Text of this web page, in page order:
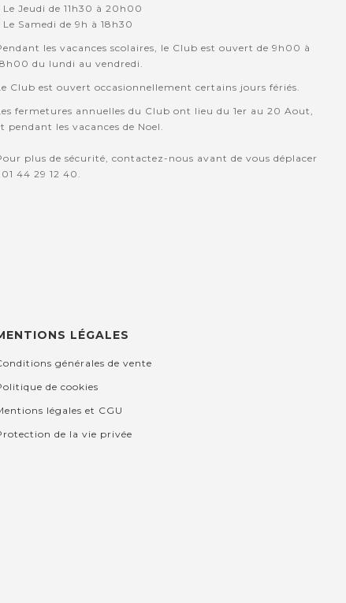
Le Jeudi de 11h30 à 20h00
Le Samedi de 9h à 18h30
les vacances scolaires, le Club est ouvert de 9h00 à
du lundi au vendredi.
Club est ouvert occasionnellement certains jours fériés.
fermetures annuelles du Club ont lieu du 1er au 20 Aout,
pendant les vacances de Noel.
plus de sécurité, contactez-nous avant de vous déplacer
01 44 29 12 40.
LÉGALES
générales de vente
de cookies
légales et CGU
de la vie privée